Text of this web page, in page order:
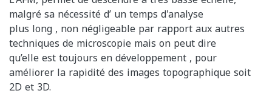
malgré sa nécessité d’ un temps d'analyse
plus long , non négligeable par rapport aux autres
techniques de microscopie mais on peut dire
qu’elle est toujours en développement , pour
améliorer la rapidité des images topographique soit
2D et 3D.